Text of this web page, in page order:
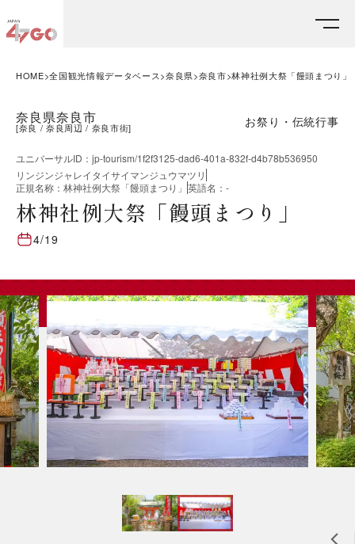
HOME 全国観光情報データベース 奈良県 奈良市 林神社例大祭「饅頭まつり」
奈良県奈良市
[奈良 奈良周辺 奈良市街] お祭り・伝統行事
ユニバーサルID ： jp-tourism/1f2f3125-dad6-401a-832f-d4b78b536950
リンジンジャレイタイサイマンジュウマツリ
正規名称 ： 林神社例大祭「饅頭まつり」 英語名 ： -
林神社例大祭「饅頭まつり」
4/19